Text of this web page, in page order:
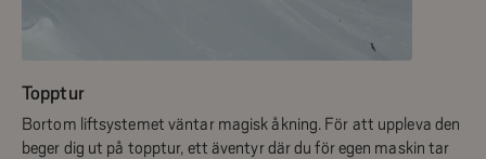
Topptur
Bortom liftsystemet väntar magisk åkning. För att uppleva den
beger dig ut på topptur, ett äventyr där du för egen maskin tar